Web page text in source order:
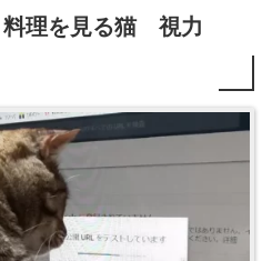
理を見る猫 視力